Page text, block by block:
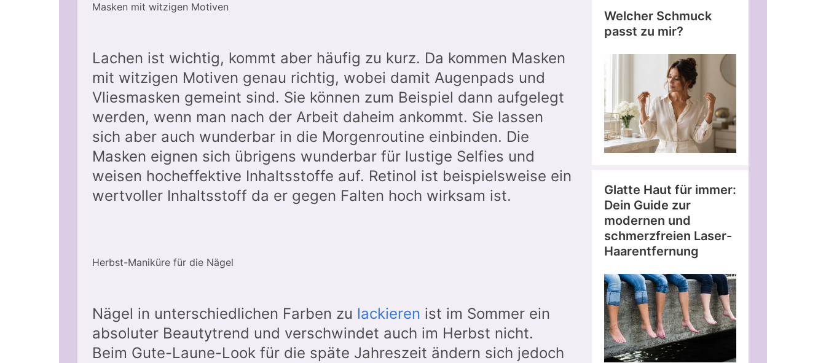
Masken mit witzigen Motiven
Lachen ist wichtig, kommt aber häufig zu kurz. Da kommen Masken
mit witzigen Motiven genau richtig, wobei damit Augenpads und
Vliesmasken gemeint sind. Sie können zum Beispiel dann aufgelegt
werden, wenn man nach der Arbeit daheim ankommt. Sie lassen
sich aber auch wunderbar in die Morgenroutine einbinden. Die
Masken eignen sich übrigens wunderbar für lustige Selfies und
weisen hocheffektive Inhaltsstoffe auf. Retinol ist beispielsweise ein
wertvoller Inhaltsstoff da er gegen Falten hoch wirksam ist.
Herbst-Maniküre für die Nägel
Nägel in unterschiedlichen Farben zu lackieren ist im Sommer ein
absoluter Beautytrend und verschwindet auch im Herbst nicht.
Beim Gute-Laune-Look für die späte Jahreszeit ändern sich jedoch
Welcher Schmuck
passt zu mir?
Glatte Haut für immer:
Dein Guide zur
modernen und
schmerzfreien Laser-
Haarentfernung